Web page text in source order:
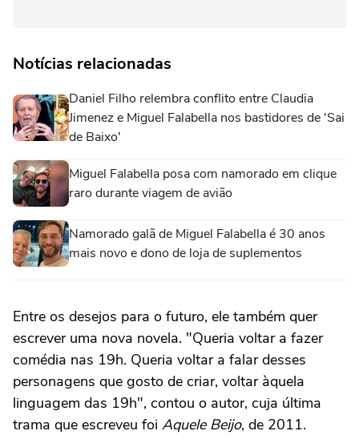
Notícias relacionadas
Daniel Filho relembra conflito entre Claudia
Jimenez e Miguel Falabella nos bastidores de 'Sai
de Baixo'
Miguel Falabella posa com namorado em clique
raro durante viagem de avião
Namorado galã de Miguel Falabella é 30 anos
mais novo e dono de loja de suplementos
Entre os desejos para o futuro, ele também quer
escrever uma nova novela. "Queria voltar a fazer
comédia nas 19h. Queria voltar a falar desses
personagens que gosto de criar, voltar àquela
linguagem das 19h", contou o autor, cuja última
trama que escreveu foi Aquele Beijo, de 2011.